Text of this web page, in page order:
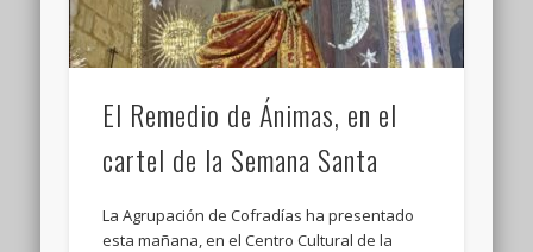
El Remedio de Ánimas, en el
cartel de la Semana Santa
La Agrupación de Cofradías ha presentado
esta mañana, en el Centro Cultural de la